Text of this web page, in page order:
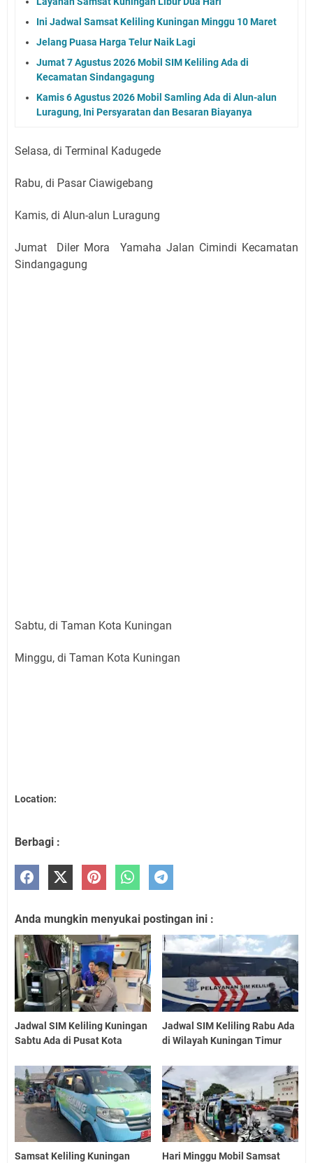
Ini Jadwal Samsat Keliling Kuningan Minggu 10 Maret
Jelang Puasa Harga Telur Naik Lagi
Jumat 7 Agustus 2026 Mobil SIM Keliling Ada di
Kecamatan Sindangagung
Kamis 6 Agustus 2026 Mobil Samling Ada di Alun-alun
Luragung, Ini Persyaratan dan Besaran Biayanya
Selasa, di Terminal Kadugede
Rabu, di Pasar Ciawigebang
Kamis, di Alun-alun Luragung
Jumat Diler Mora Yamaha Jalan Cimindi Kecamatan
Sindangagung
Sabtu, di Taman Kota Kuningan
Minggu, di Taman Kota Kuningan
Location:
Berbagi :
Anda mungkin menyukai postingan ini :
Jadwal SIM Keliling Kuningan
Sabtu Ada di Pusat Kota
Jadwal SIM Keliling Rabu Ada
di Wilayah Kuningan Timur
Samsat Keliling Kuningan Hari Minggu Mobil Samsat